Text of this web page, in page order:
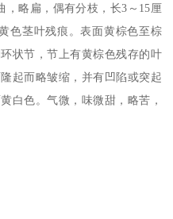
，略扁，偶有分枝，长3～15厘
色茎叶残痕。表面黄棕色至棕
状节，节上有黄棕色残存的叶
起而略皱缩，并有凹陷或突起
白色。气微，味微甜，略苦，